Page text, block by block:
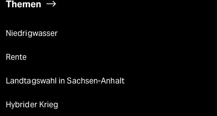
Themen
Niedrigwasser
Rente
Landtagswahl in Sachsen-Anhalt
Hybrider Krieg